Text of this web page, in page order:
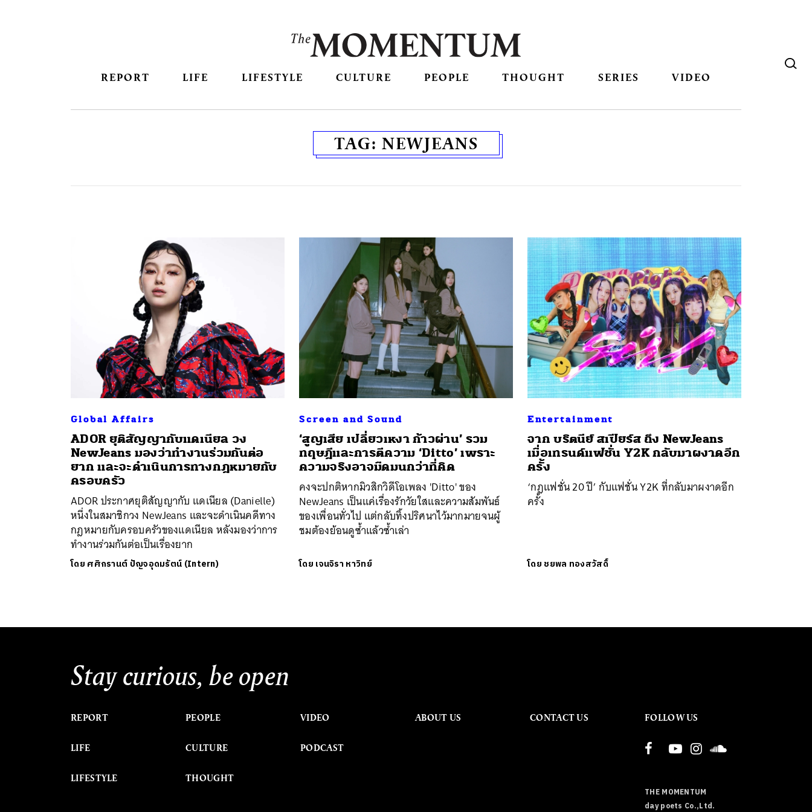
REPORT LIFE LIFESTYLE CULTURE PEOPLE THOUGHT SERIES VIDEO
TAG: NEWJEANS
Global Affairs
ADOR ยุติสัญญากับแดเนียล วง
NewJeans มองว่าทำงานร่วมกันต่อ
ยาก และจะดำเนินการทางกฎหมายกับ
ครอบครัว
ADOR ประกาศยุติสัญญากับ แดเนียล (Danielle)
หนึ่งในสมาชิกวง NewJeans และจะดำเนินคดีทาง
กฎหมายกับครอบครัวของแดเนียล หลังมองว่าการ
ทำงานร่วมกันต่อเป็นเรื่องยาก
โดย ศศิกรานต์ ปัญจอุดมรัตน์ (Intern)
Screen and Sound
‘สูญเสีย เปลี่ยวเหงา ก้าวผ่าน’ รวม
ทฤษฎีและการตีความ ‘Ditto’ เพราะ
ความจริงอาจมืดมนกว่าที่คิด
คงจะปกติหากมิวสิกวิดีโอเพลง 'Ditto' ของ
NewJeans เป็นแค่เรื่องรักวัยใสและความสัมพันธ์
ของเพื่อนทั่วไป แต่กลับทิ้งปริศนาไว้มากมายจนผู้
ชมต้องย้อนดูซ้ำแล้วซ้ำเล่า
โดย เจนจิรา หาวิทย์
Entertainment
จาก บริตนีย์ สเปียร์ส ถึง NewJeans
เมื่อเทรนด์แฟชั่น Y2K กลับมาผงาดอีก
ครั้ง
‘กฎแฟชั่น 20 ปี’ กับแฟชั่น Y2K ที่กลับมาผงาดอีก
ครั้ง
โดย ชยพล ทองสวัสดิ์
Stay curious, be open
REPORT
LIFE
LIFESTYLE
PEOPLE
CULTURE
THOUGHT
VIDEO
PODCAST
ABOUT US CONTACT US FOLLOW US
THE MOMENTUM
day poets Co.,Ltd.
SHARE TWEET LINE EMAIL